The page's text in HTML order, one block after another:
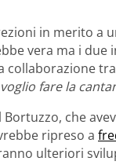
in merito a
vera ma i
fare la
che
ripreso a
ulteriori